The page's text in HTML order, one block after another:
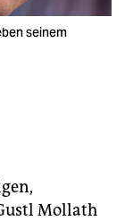
seinem
Mollath